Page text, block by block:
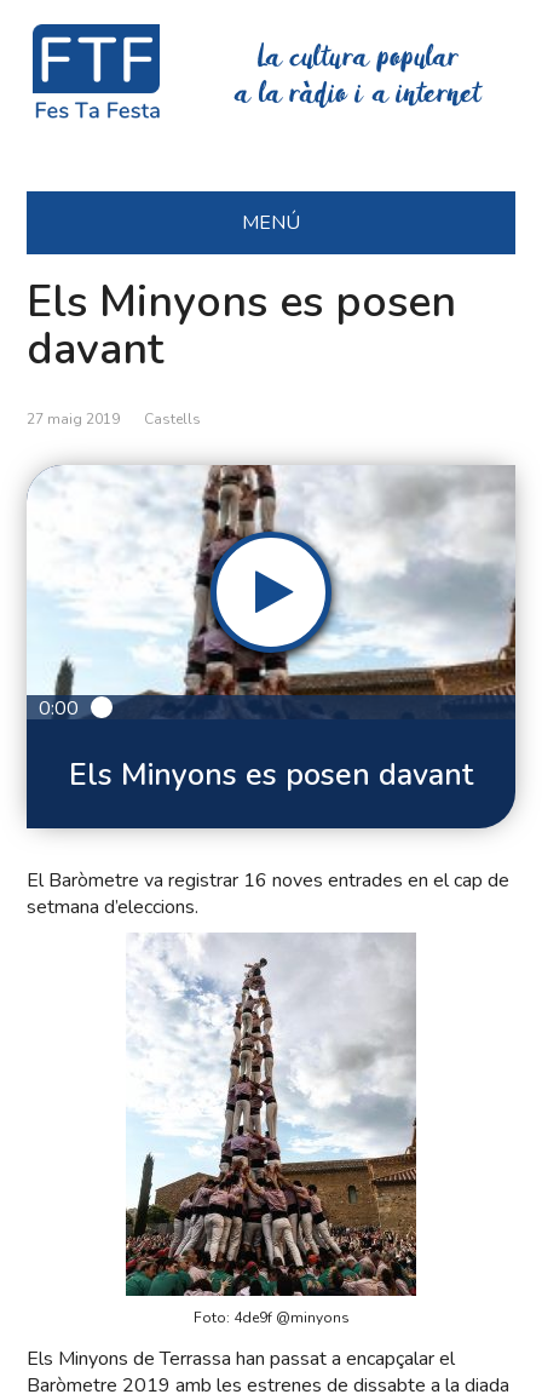
La cultura popular
a la ràdio i a internet
MENÚ
Els Minyons es posen
davant
27 maig 2019 Castells
0:00
Els Minyons es posen davant
El Baròmetre va registrar 16 noves entrades en el cap de
setmana d’eleccions.
Foto: 4de9f @minyons
Els Minyons de Terrassa han passat a encapçalar el
Baròmetre 2019 amb les estrenes de dissabte a la diada